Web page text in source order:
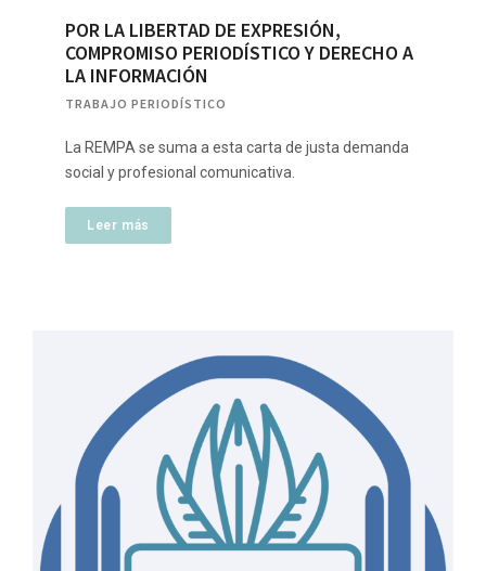
POR LA LIBERTAD DE EXPRESIÓN,
COMPROMISO PERIODÍSTICO Y DERECHO A
LA INFORMACIÓN
TRABAJO PERIODÍSTICO
La REMPA se suma a esta carta de justa demanda
social y profesional comunicativa.
Leer más